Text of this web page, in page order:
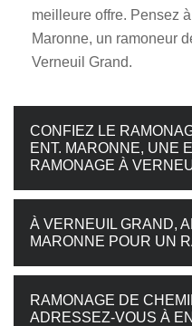
meilleure offre. Pensez
Maronne, un ramoneur
Verneuil Grand.
CONFIEZ LE
ENT. MARONNE, UNE
RAMONAGE À
À VERNEUIL GRAND,
MARONNE POUR UN
RAMONAGE DE
ADRESSEZ-VOUS À